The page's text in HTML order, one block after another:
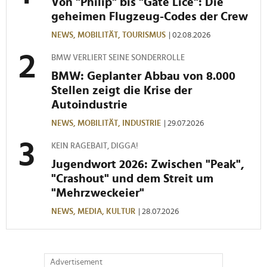
Verwendung unserer Website an unsere Partner für
soziale Medien, Werbung und Analysen weiter. Unsere
Partner führen diese Informationen möglicherweise mit
haben oder die sie im Rahmen Ihrer Nutzung der Dienste
gesammelt haben.
geheimen Flugzeug-Codes der Crew
NEWS, MOBILITÄT, TOURISMUS | 02.08.2026
BMW VERLIERT SEINE SONDERROLLE
BMW: Geplanter Abbau von 8.000
Stellen zeigt die Krise der
Autoindustrie
NEWS, MOBILITÄT, INDUSTRIE | 29.07.2026
KEIN RAGEBAIT, DIGGA!
Jugendwort 2026: Zwischen "Peak",
"Crashout" und dem Streit um
"Mehrzweckeier"
NEWS, MEDIA, KULTUR | 28.07.2026
Advertisement